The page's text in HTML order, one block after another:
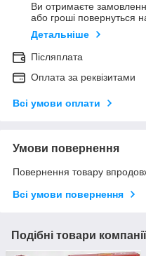
Ви отримаєте
або гроші повернуться
Детальніше
Післяплата
Оплата за реквізитами
Всі умови оплати
Умови повернення
Повернення товару
Всі умови повернення
Подібні товари компанії